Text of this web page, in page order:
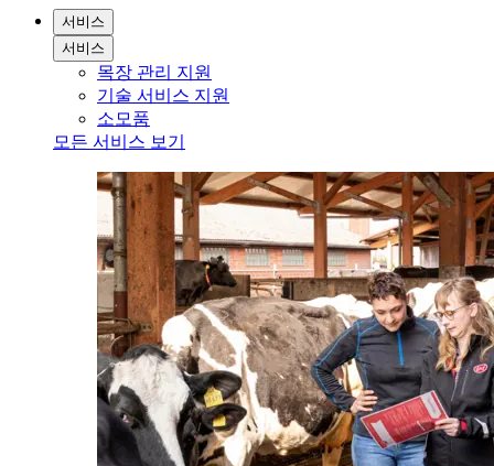
서비스
서비스
목장 관리 지원
기술 서비스 지원
소모품
모든 서비스 보기